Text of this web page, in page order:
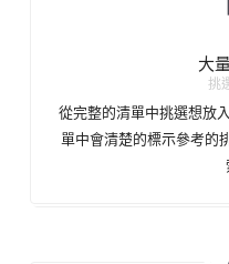
大
挑
從完整的清單中挑選想放
單中會清楚的標示參考的